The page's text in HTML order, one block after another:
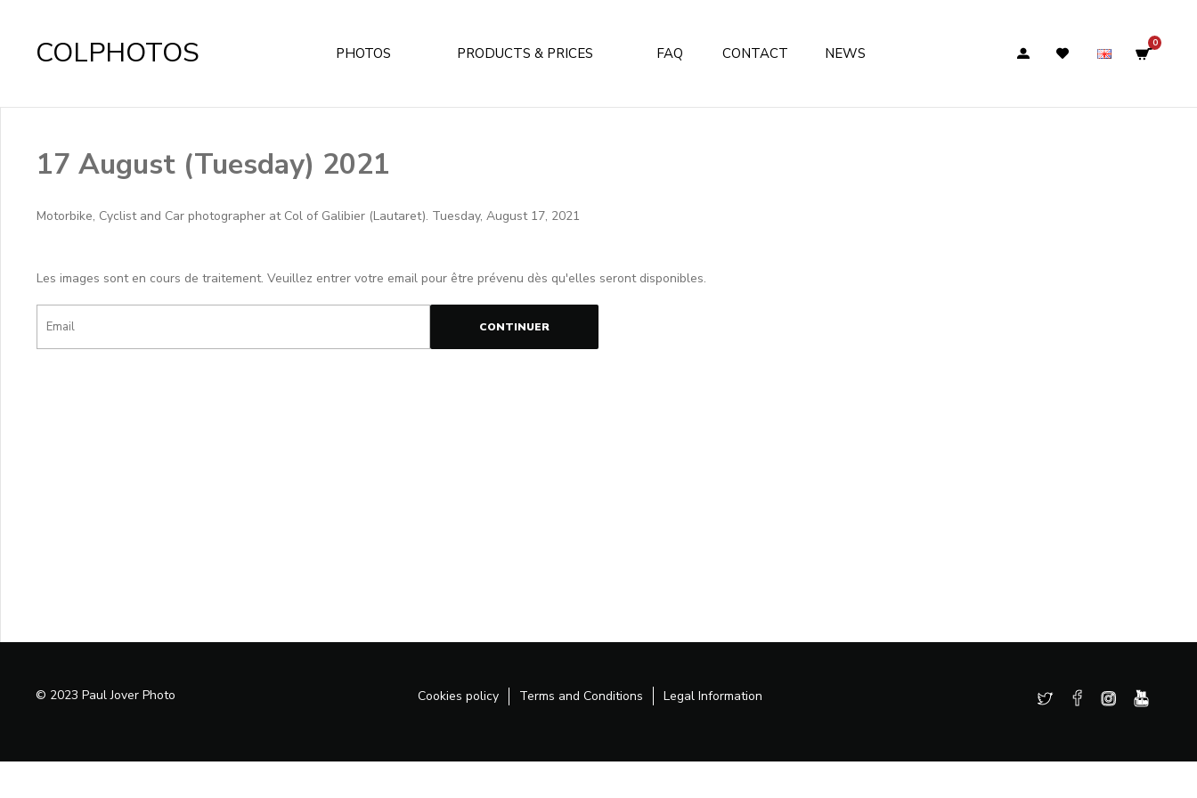
COLPHOTOS 0
PHOTOS PRODUCTS & PRICES FAQ CONTACT NEWS
17 August (Tuesday) 2021
Motorbike, Cyclist and Car photographer at Col of Galibier (Lautaret). Tuesday, August 17, 2021
Les images sont en cours de traitement. Veuillez entrer votre email pour être prévenu dès qu'elles seront disponibles.
CONTINUER
© 2023 Paul Jover Photo Cookies policy Terms and Conditions Legal Information